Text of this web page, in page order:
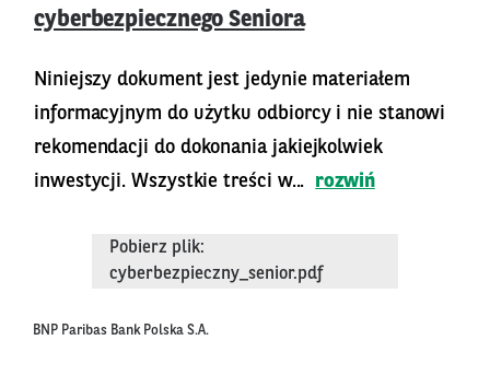
cyberbezpiecznego Seniora
Niniejszy dokument jest jedynie materiałem
informacyjnym do użytku odbiorcy i nie stanowi
rekomendacji do dokonania jakiejkolwiek
inwestycji. Wszystkie treści w...
rozwiń
Pobierz plik:
cyberbezpieczny_senior.pdf
BNP Paribas Bank Polska S.A.